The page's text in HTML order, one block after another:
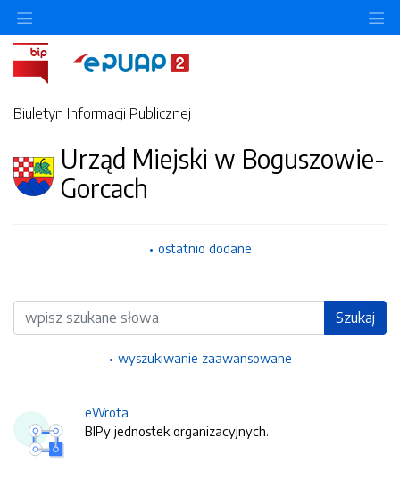
Biuletyn Informacji Publicznej
Urząd Miejski w Boguszowie-
Gorcach
ostatnio dodane
Wyszukiwarka Szukaj
wyszukiwanie zaawansowane
eWrota
BIPy jednostek organizacyjnych.